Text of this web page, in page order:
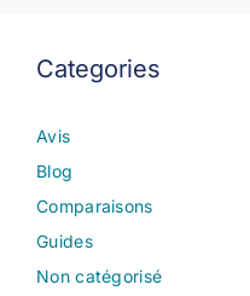
Categories
Avis
Blog
Comparaisons
Guides
Non catégorisé